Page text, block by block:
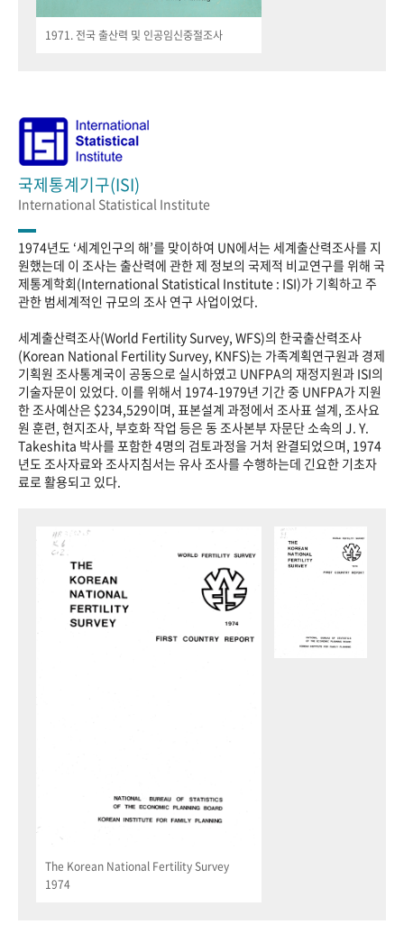
1971. 전국 출산력 및 인공임신중절조사
국제통계기구(ISI)
International Statistical Institute
1974년도 ‘세계인구의 해’를 맞이하여 UN에서는 세계출산력조사를 지
원했는데 이 조사는 출산력에 관한 제 정보의 국제적 비교연구를 위해 국
제통계학회(International Statistical Institute : ISI)가 기획하고 주
관한 범세계적인 규모의 조사 연구 사업이었다.
세계출산력조사(World Fertility Survey, WFS)의 한국출산력조사
(Korean National Fertility Survey, KNFS)는 가족계획연구원과 경제
기획원 조사통계국이 공동으로 실시하였고 UNFPA의 재정지원과 ISI의
기술자문이 있었다. 이를 위해서 1974-1979년 기간 중 UNFPA가 지원
한 조사예산은 $234,529이며, 표본설계 과정에서 조사표 설계, 조사요
원 훈련, 현지조사, 부호화 작업 등은 동 조사본부 자문단 소속의 J. Y.
Takeshita 박사를 포함한 4명의 검토과정을 거처 완결되었으며, 1974
년도 조사자료와 조사지침서는 유사 조사를 수행하는데 긴요한 기초자
료로 활용되고 있다.
The Korean National Fertility Survey
1974